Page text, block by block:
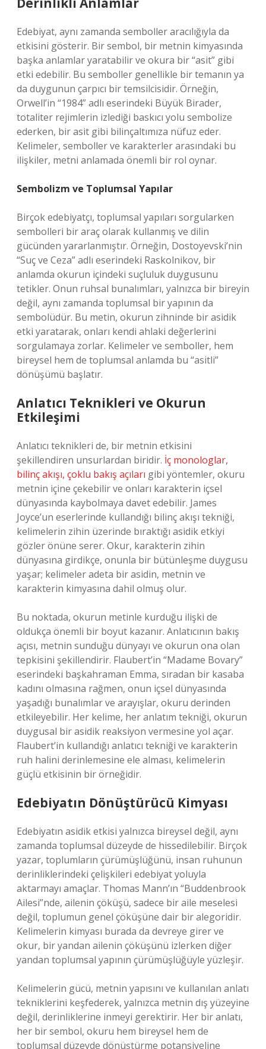
Edebiyat, aynı zamanda semboller aracılığıyla da
etkisini gösterir. Bir sembol, bir metnin kimyasında
başka anlamlar yaratabilir ve okura bir “asit” gibi
etki edebilir. Bu semboller genellikle bir temanın ya
da duygunun çarpıcı bir temsilcisidir. Örneğin,
Orwell’in “1984” adlı eserindeki Büyük Birader,
totaliter rejimlerin izlediği baskıcı yolu sembolize
ederken, bir asit gibi bilinçaltımıza nüfuz eder.
Kelimeler, semboller ve karakterler arasındaki bu
ilişkiler, metni anlamada önemli bir rol oynar.
Sembolizm ve Toplumsal Yapılar
Birçok edebiyatçı, toplumsal yapıları sorgularken
sembolleri bir araç olarak kullanmış ve dilin
gücünden yararlanmıştır. Örneğin, Dostoyevski’nin
“Suç ve Ceza” adlı eserindeki Raskolnikov, bir
anlamda okurun içindeki suçluluk duygusunu
tetikler. Onun ruhsal bunalımları, yalnızca bir bireyin
değil, aynı zamanda toplumsal bir yapının da
sembolüdür. Bu metin, okurun zihninde bir asidik
etki yaratarak, onları kendi ahlaki değerlerini
sorgulamaya zorlar. Kelimeler ve semboller, hem
bireysel hem de toplumsal anlamda bu “asitli”
dönüşümü başlatır.
Anlatıcı Teknikleri ve Okurun
Etkileşimi
Anlatıcı teknikleri de, bir metnin etkisini
şekillendiren unsurlardan biridir. İç monologlar,
bilinç akışı, çoklu bakış açıları gibi yöntemler, okuru
metnin içine çekebilir ve onları karakterin içsel
dünyasında kaybolmaya davet edebilir. James
Joyce’un eserlerinde kullandığı bilinç akışı tekniği,
kelimelerin zihin üzerinde bıraktığı asidik etkiyi
gözler önüne serer. Okur, karakterin zihin
dünyasına girdikçe, onunla bir bütünleşme duygusu
yaşar; kelimeler adeta bir asidin, metnin ve
karakterin kimyasına dahil olmuş olur.
Bu noktada, okurun metinle kurduğu ilişki de
oldukça önemli bir boyut kazanır. Anlatıcının bakış
açısı, metnin sunduğu dünyayı ve okurun ona olan
tepkisini şekillendirir. Flaubert’in “Madame Bovary”
eserindeki başkahraman Emma, sıradan bir kasaba
kadını olmasına rağmen, onun içsel dünyasında
yaşadığı bunalımlar ve arayışlar, okuru derinden
etkileyebilir. Her kelime, her anlatım tekniği, okurun
duygusal bir asidik reaksiyon vermesine yol açar.
Flaubert’in kullandığı anlatıcı tekniği ve karakterin
ruh halini derinlemesine ele alması, kelimelerin
güçlü etkisinin bir örneğidir.
Edebiyatın Dönüştürücü Kimyası
Edebiyatın asidik etkisi yalnızca bireysel değil, aynı
zamanda toplumsal düzeyde de hissedilebilir. Birçok
yazar, toplumların çürümüşlüğünü, insan ruhunun
derinliklerindeki çelişkileri edebiyat yoluyla
aktarmayı amaçlar. Thomas Mann’ın “Buddenbrook
Ailesi”nde, ailenin çöküşü, sadece bir aile meselesi
değil, toplumun genel çöküşüne dair bir alegoridir.
Kelimelerin kimyası burada da devreye girer ve
okur, bir yandan ailenin çöküşünü izlerken diğer
yandan toplumsal yapının çürümüşlüğüyle yüzleşir.
Kelimelerin gücü, metnin yapısını ve kullanılan anlatı
tekniklerini keşfederek, yalnızca metnin dış yüzeyine
değil, derinliklerine inmeyi gerektirir. Her bir anlatı,
her bir sembol, okuru hem bireysel hem de
toplumsal düzeyde dönüştürme potansiyeline